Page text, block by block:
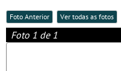
Foto Anterior Ver todas as fotos
Foto 1 de 1